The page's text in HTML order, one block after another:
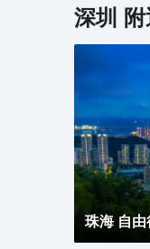
深圳
珠海 自